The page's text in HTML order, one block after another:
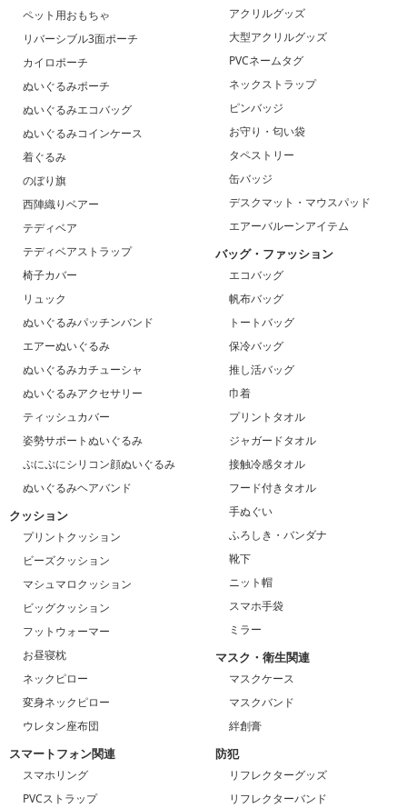
ペット用おもちゃ
リバーシブル3面ポーチ
カイロポーチ
ぬいぐるみポーチ
ぬいぐるみエコバッグ
ぬいぐるみコインケース
着ぐるみ
のぼり旗
西陣織りベアー
テディベア
テディベアストラップ
椅子カバー
リュック
ぬいぐるみパッチンバンド
エアーぬいぐるみ
ぬいぐるみカチューシャ
ぬいぐるみアクセサリー
ティッシュカバー
姿勢サポートぬいぐるみ
ぷにぷにシリコン顔ぬいぐるみ
ぬいぐるみヘアバンド
クッション
プリントクッション
ビーズクッション
マシュマロクッション
ビッグクッション
フットウォーマー
お昼寝枕
ネックピロー
変身ネックピロー
ウレタン座布団
スマートフォン関連
スマホリング
PVCストラップ
アクリルグッズ
大型アクリルグッズ
PVCネームタグ
ネックストラップ
ピンバッジ
お守り・匂い袋
タペストリー
缶バッジ
デスクマット・マウスパッド
エアーバルーンアイテム
バッグ・ファッション
エコバッグ
帆布バッグ
トートバッグ
保冷バッグ
推し活バッグ
巾着
プリントタオル
ジャガードタオル
接触冷感タオル
フード付きタオル
手ぬぐい
ふろしき・バンダナ
靴下
ニット帽
スマホ手袋
ミラー
マスク・衛生関連
マスクケース
マスクバンド
絆創膏
防犯
リフレクターグッズ
リフレクターバンド